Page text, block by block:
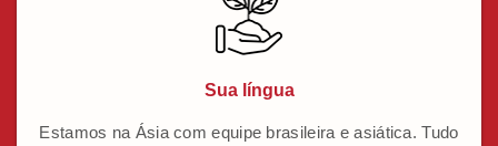
Sua língua
Estamos na Ásia com equipe brasileira e asiática. Tudo